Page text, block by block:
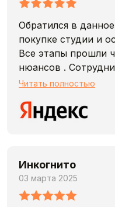
Обратился в
покупке студии и
Все этапы прошли
нюансов .
профессионально .
Читать полностью
Инкогнито
03 марта 2025